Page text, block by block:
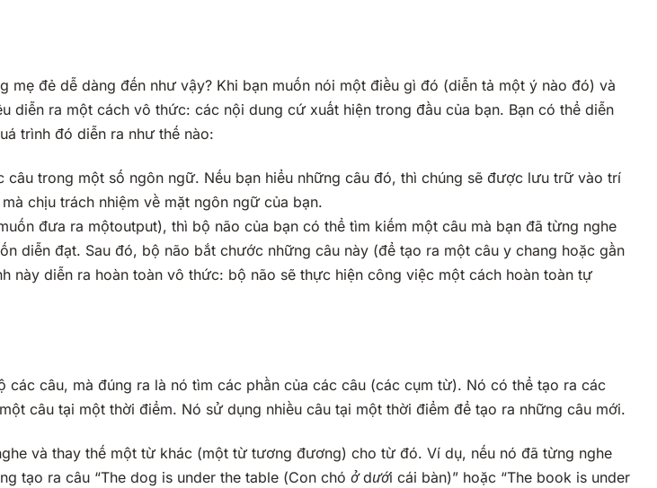
đẻ dễ dàng đến như vậy? Khi bạn muốn nói một điều gì đó (diễn tả một ý nào đó) và
diễn ra một cách vô thức: các nội dung cứ xuất hiện trong đầu của bạn. Bạn có thể diễn
trình đó diễn ra như thế nào:
trong một số ngôn ngữ. Nếu bạn hiểu những câu đó, thì chúng sẽ được lưu trữ vào trí
chịu trách nhiệm về mặt ngôn ngữ của bạn.
đưa ra mộtoutput), thì bộ não của bạn có thể tìm kiếm một câu mà bạn đã từng nghe
diễn đạt. Sau đó, bộ não bắt chước những câu này (để tạo ra một câu y chang hoặc gần
này diễn ra hoàn toàn vô thức: bộ não sẽ thực hiện công việc một cách hoàn toàn tự
câu, mà đúng ra là nó tìm các phần của các câu (các cụm từ). Nó có thể tạo ra các
câu tại một thời điểm. Nó sử dụng nhiều câu tại một thời điểm để tạo ra những câu mới.
và thay thế một từ khác (một từ tương đương) cho từ đó. Ví dụ, nếu nó đã từng nghe
tạo ra câu “The dog is under the table (Con chó ở dưới cái bàn)” hoặc “The book is under